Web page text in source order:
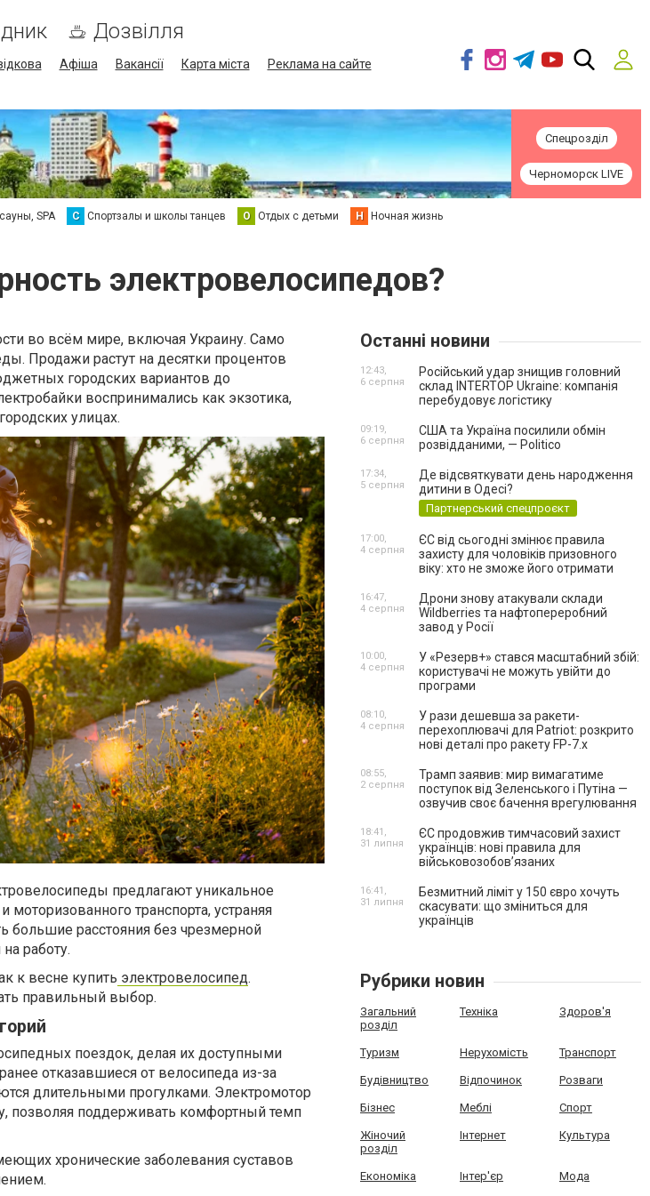
Дозвілля
Афіша Вакансії Карта міста
Реклама на сайте
Спецрозділ
Черноморск LIVE
SPA С Спортзалы и школы танцев О Отдых с детьми Н Ночная жизнь
электровелосипедов?
во всём мире, включая Украину. Само
Продажи растут на десятки процентов
городских вариантов до
воспринимались как экзотика,
улицах.
предлагают уникальное
транспорта, устраняя
большие расстояния без чрезмерной
работу.
к весне купить электровелосипед.
правильный выбор.
поездок, делая их доступными
отказавшиеся от велосипеда из-за
длительными прогулками. Электромотор
позволяя поддерживать комфортный темп
хронические заболевания суставов
Останні новини
Російський удар знищив головний
склад INTERTOP Ukraine: компанія
перебудовує логістику
12:43,
6 серпня
США та Україна посилили обмін
розвідданими, — Politico
09:19,
6 серпня
Де відсвяткувати день народження
дитини в Одесі?
Партнерський спецпроєкт
17:34,
5 серпня
ЄС від сьогодні змінює правила
захисту для чоловіків призовного
віку: хто не зможе його отримати
17:00,
4 серпня
Дрони знову атакували склади
Wildberries та нафтопереробний
завод у Росії
16:47,
4 серпня
У «Резерв+» стався масштабний збій:
користувачі не можуть увійти до
програми
10:00,
4 серпня
У рази дешевша за ракети-
перехоплювачі для Patriot: розкрито
нові деталі про ракету FP-7.x
08:10,
4 серпня
Трамп заявив: мир вимагатиме
поступок від Зеленського і Путіна —
озвучив своє бачення врегулювання
08:55,
2 серпня
ЄС продовжив тимчасовий захист
українців: нові правила для
військовозобов’язаних
18:41,
31 липня
Безмитний ліміт у 150 євро хочуть
скасувати: що зміниться для
українців
16:41,
31 липня
Рубрики новин
Загальний
розділ
Техніка Здоров'я
Туризм Нерухомість Транспорт
Будівництво Відпочинок Розваги
Бізнес Меблі Спорт
Жіночий
розділ
Інтернет Культура
Економіка Інтер'єр Мода